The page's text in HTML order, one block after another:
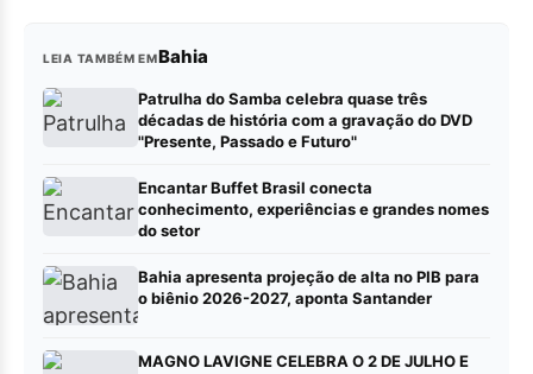
LEIA TAMBÉM EMBahia
Patrulha do Samba celebra quase três
décadas de história com a gravação do DVD
"Presente, Passado e Futuro"
Encantar Buffet Brasil conecta
conhecimento, experiências e grandes nomes
do setor
Bahia apresenta projeção de alta no PIB para
o biênio 2026-2027, aponta Santander
MAGNO LAVIGNE CELEBRA O 2 DE JULHO E